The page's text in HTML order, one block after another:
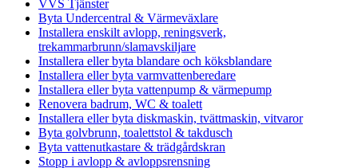
VVS Tjänster
Byta Undercentral & Värmeväxlare
Installera enskilt avlopp, reningsverk,
trekammarbrunn/slamavskiljare
Installera eller byta blandare och köksblandare
Installera eller byta varmvattenberedare
Installera eller byta vattenpump & värmepump
Renovera badrum, WC & toalett
Installera eller byta diskmaskin, tvättmaskin, vitvaror
Byta golvbrunn, toalettstol & takdusch
Byta vattenutkastare & trädgårdskran
Stopp i avlopp & avloppsrensning